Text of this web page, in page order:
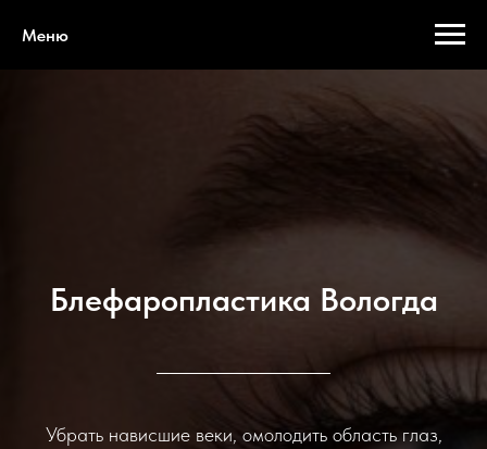
Меню
Блефаропластика Вологда
Убрать нависшие веки, омолодить область глаз,